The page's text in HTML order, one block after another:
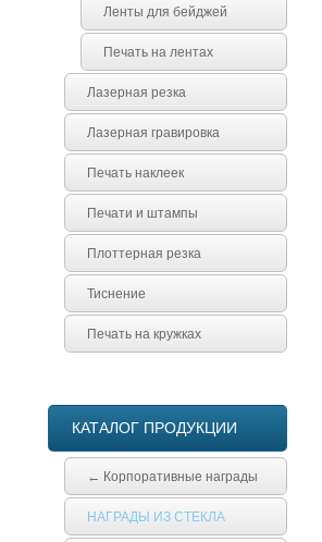
Ленты для бейджей
Печать на лентах
Лазерная резка
Лазерная гравировка
Печать наклеек
Печати и штампы
Плоттерная резка
Тиснение
Печать на кружках
КАТАЛОГ ПРОДУКЦИИ
← Корпоративные награды
НАГРАДЫ ИЗ СТЕКЛА